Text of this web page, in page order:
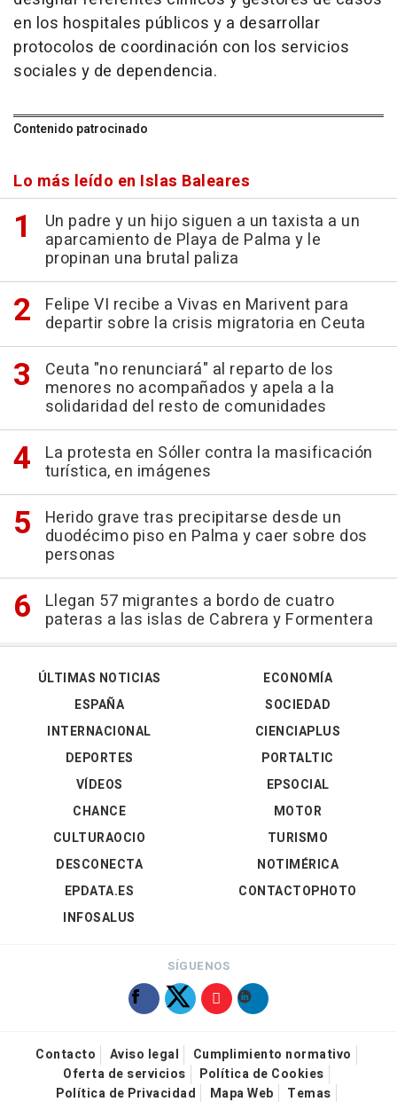
en los hospitales públicos y a desarrollar
protocolos de coordinación con los servicios
sociales y de dependencia.
Contenido patrocinado
Lo más leído en Islas Baleares
Un padre y un hijo siguen a un taxista a un
aparcamiento de Playa de Palma y le
propinan una brutal paliza
Felipe VI recibe a Vivas en Marivent para
departir sobre la crisis migratoria en Ceuta
Ceuta "no renunciará" al reparto de los
menores no acompañados y apela a la
solidaridad del resto de comunidades
La protesta en Sóller contra la masificación
turística, en imágenes
Herido grave tras precipitarse desde un
duodécimo piso en Palma y caer sobre dos
personas
Llegan 57 migrantes a bordo de cuatro
pateras a las islas de Cabrera y Formentera
ÚLTIMAS NOTICIAS
ESPAÑA
INTERNACIONAL
DEPORTES
VÍDEOS
ECONOMÍA
SOCIEDAD
CIENCIAPLUS
PORTALTIC
EPSOCIAL
CHANCE
CULTURAOCIO
DESCONECTA
EPDATA.ES
INFOSALUS
MOTOR
TURISMO
NOTIMÉRICA
CONTACTOPHOTO
SÍGUENOS
Contacto Aviso legal
Cumplimiento normativo
Oferta de servicios
Política de Cookies
Política de Privacidad
Mapa Web Temas